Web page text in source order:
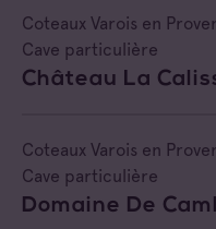
Côtes de Provence
Côtes de Provence
Côtes de Provence
All families
Cave coopérative
Cave particulière
Négoce vinificateur
Coteaux Varois en
Cave particulière
Château La
Coteaux Varois en
Cave particulière
Domaine De